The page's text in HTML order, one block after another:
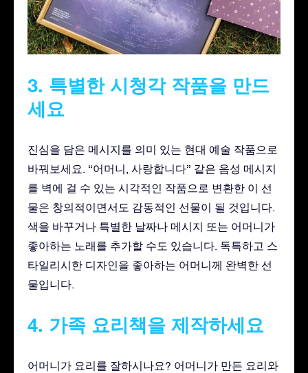
3. 특별한 시청각 작품을 만드
세요
진심을 담은 메시지를 의미 있는 현대 예술 작품으로
바꿔보세요. “어머니, 사랑합니다” 같은 음성 메시지
를 벽에 걸 수 있는 시각적인 작품으로 변환한 이 선
물은 창의적이면서도 감동적인 선물이 될 것입니다.
색을 바꾸거나 특별한 날짜나 메시지 또는 어머니가
좋아하는 노래를 추가할 수도 있습니다. 독특하고 스
타일리시한 디자인을 좋아하는 어머니께 완벽한 선
물입니다.
4. 가족 요리책을 제작하세요
어머니가 요리를 잘하시나요? 어머니가 만든 요리와